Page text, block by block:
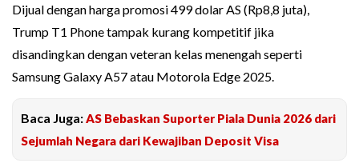
Dijual dengan harga promosi 499 dolar AS (Rp8,8 juta),
Trump T1 Phone tampak kurang kompetitif jika
disandingkan dengan veteran kelas menengah seperti
Samsung Galaxy A57 atau Motorola Edge 2025.
Baca Juga:AS Bebaskan Suporter Piala Dunia 2026 dari
Sejumlah Negara dari Kewajiban Deposit Visa